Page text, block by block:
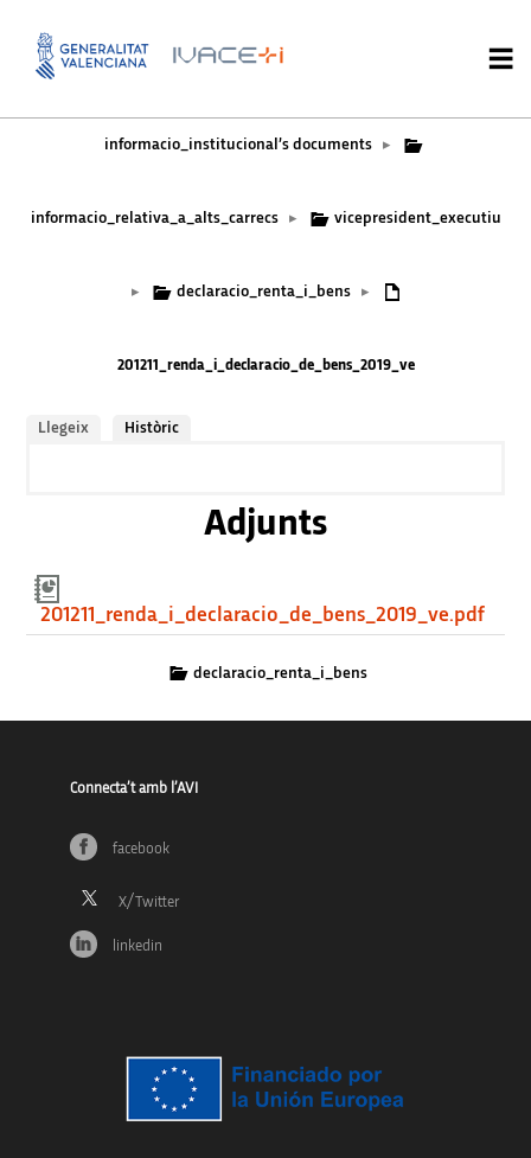
informacio_institucional’s documents ▸
informacio_relativa_a_alts_carrecs ▸ vicepresident_executiu
▸ declaracio_renta_i_bens ▸
201211_renda_i_declaracio_de_bens_2019_ve
Llegeix Històric
Adjunts
201211_renda_i_declaracio_de_bens_2019_ve.pdf
declaracio_renta_i_bens
Connecta’t amb l’AVI
facebook
linkedin